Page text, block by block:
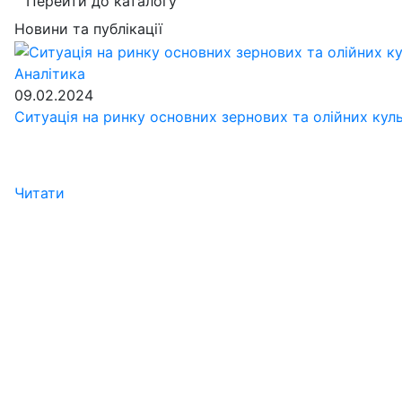
Новини та публікації
Аналітика
09.02.2024
Ситуація на ринку основних зернових та олійних
Читати